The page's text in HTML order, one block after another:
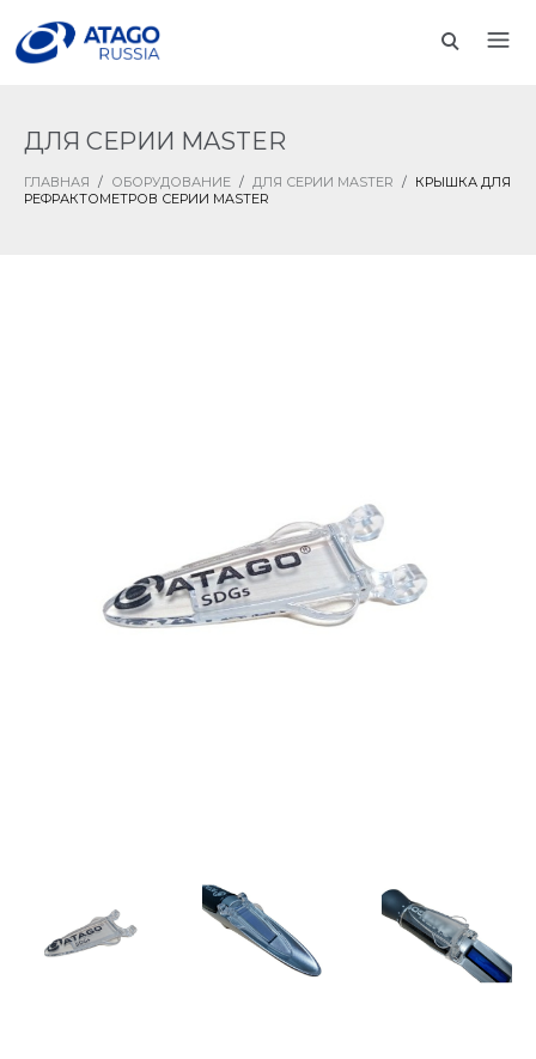
ДЛЯ СЕРИИ MASTER
ГЛАВНАЯ / ОБОРУДОВАНИЕ / ДЛЯ СЕРИИ MASTER / КРЫШКА ДЛЯ
РЕФРАКТОМЕТРОВ СЕРИИ MASTER